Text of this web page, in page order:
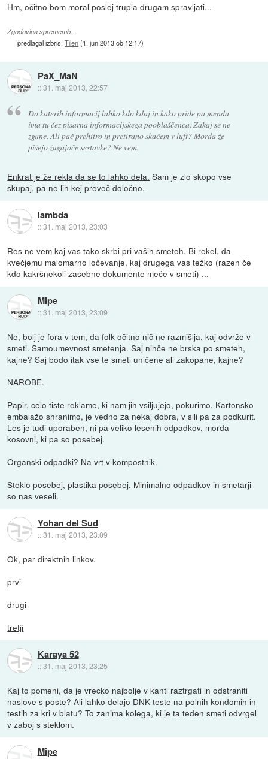
Hm, očitno bom moral poslej trupla drugam spravljati...
Zgodovina sprememb…
predlagal izbris:Tilen(1. jun 2013 ob 12:17)
PaX_MaN
::31. maj 2013, 22:57
Do katerih informacij lahko kdo kdaj in kako pride pa menda
ima tu čez pisarna informacijskega pooblaščenca. Zakaj se ne
zgane. Ali pač prehitro in pretirano skačem v luft? Morda že
pišejo žugajoče sestavke? Ne vem.
Enkrat je že rekla da se to lahko dela. Sam je zlo skopo vse
skupaj, pa ne lih kej preveč določno.
lambda
::31. maj 2013, 23:03
Res ne vem kaj vas tako skrbi pri vaših smeteh. Bi rekel, da
kvečjemu malomarno ločevanje, kaj drugega vas težko (razen če
kdo kakršnekoli zasebne dokumente meče v smeti) ...
Mipe
::31. maj 2013, 23:09
Ne, bolj je fora v tem, da folk očitno nič ne razmišlja, kaj odvrže v
smeti. Samoumevnost smetenja. Saj nihče ne brska po smeteh,
kajne? Saj bodo itak vse te smeti uničene ali zakopane, kajne?
NAROBE.
Papir, celo tiste reklame, ki nam jih vsiljujejo, pokurimo. Kartonsko
embalažo shranimo, je vedno za nekaj dobra, v sili pa za podkurit.
Les je tudi uporaben, ni pa veliko lesenih odpadkov, morda
kosovni, ki pa so posebej.
Organski odpadki? Na vrt v kompostnik.
Steklo posebej, plastika posebej. Minimalno odpadkov in smetarji
so nas veseli.
Yohan del Sud
::31. maj 2013, 23:09
Ok, par direktnih linkov.
prvi
drugi
tretji
Karaya 52
::31. maj 2013, 23:25
Kaj to pomeni, da je vrecko najbolje v kanti raztrgati in odstraniti
naslove s poste? Ali lahko delajo DNK teste na polnih kondomih in
testih za kri v blatu? To zanima kolega, ki je ta teden smeti odvrgel
v zaboj s steklom.
Mipe